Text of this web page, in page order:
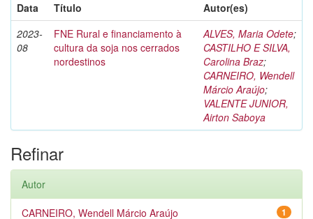
Data
Título
Autor(es)
2023-
08
FNE Rural e financiamento à
cultura da soja nos cerrados
nordestinos
ALVES, Maria Odete;
CASTILHO E SILVA,
Carolina Braz;
CARNEIRO, Wendell
Márcio Araújo;
VALENTE JUNIOR,
Airton Saboya
Refinar
Autor
1
CARNEIRO, Wendell Márcio Araújo